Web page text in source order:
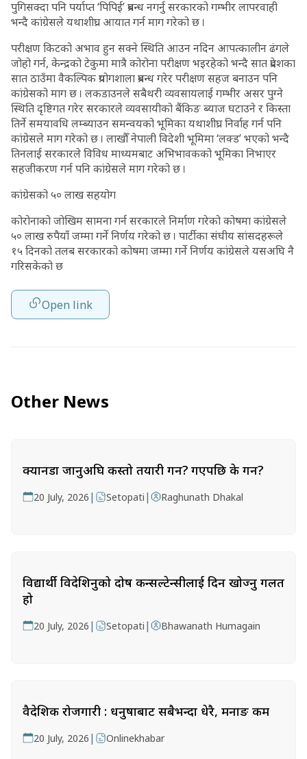
पुगिसक्दा पनि पर्याप्त ‘पिपिई’ प्रबन्ध नगर्नु सरकारको गम्भीर लापरवाही
भन्दै कांग्रेसले यथाशीघ्र आयात गर्न माग गरेको छ ।
परीक्षण किटको अभाव हुन सक्ने स्थिति आउन नदिन आपत्कालीन ढंगले
जोहो गर्न, केन्द्रको टेकुमा मात्रै कोरोना परीक्षण भइरहेको भन्दै सात प्रदेशका
सात ठाउँमा वैकल्पिक प्रयोगशाला प्रबन्ध गरेर परीक्षण सहज बनाउन पनि
कांग्रेसको माग छ । लकडाउनले सबैथरी व्यवसायलाई गम्भीर असर पुग्ने
स्थिति दृष्टिगत गरेर सरकारले व्यवसायीको बैंकिङ ब्याज घटाउने र किस्ता
तिर्ने समयावधि लम्ब्याउन समन्वयको भूमिका यथाशीघ्र निर्वाह गर्न पनि
कांग्रेसले माग गरेको छ । लाखौँ नेपाली विदेशी भूमिमा ‘लक्ड’ भएको भन्दै
तिनलाई सरकारले विविध माध्यमबाट अभिभावकको भूमिका निभाएर
सहजीकरण गर्न पनि कांग्रेसले माग गरेको छ ।
कांग्रेसको ५० लाख सहयोग
कोरोनाको जोखिम सामना गर्न सरकारले निर्माण गरेको कोषमा कांग्रेसले
५० लाख रुपैयाँ जम्मा गर्ने निर्णय गरेको छ । पार्टीका संघीय सांसदहरूले
१५ दिनको तलब सरकारको कोषमा जम्मा गर्ने निर्णय कांग्रेसले यसअघि नै
गरिसकेको छ
Open link
Other News
क्यानडा जानुअघि कस्तो तयारी गर्ने? गएपछि के गर्ने?
20 July, 2026 | Setopati | Raghunath Dhakal
विद्यार्थी विदेशिनुको दोष कन्सल्टेन्सीलाई दिन खोज्नु गलत
हो
20 July, 2026 | Setopati | Bhawanath Humagain
वैदेशिक रोजगारी : धनुषाबाट सबैभन्दा धेरै, मनाङ कम
20 July, 2026 | Onlinekhabar